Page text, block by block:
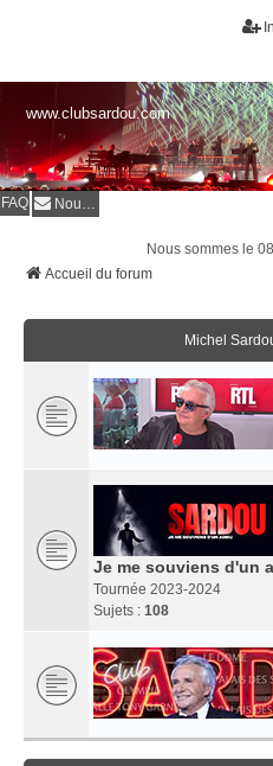
www.clubsardou.com
FAQ Nous contacter
Nous sommes le
Accueil du forum
Michel
Je me souviens d'un
Tournée 2023-2024
Sujets : 108